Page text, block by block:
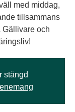
med middag,
tillsammans
Gällivare och
stängd